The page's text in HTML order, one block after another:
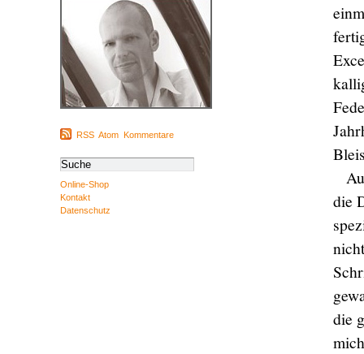
RSS Atom Kommentare
Online-Shop
Kontakt
Datenschutz
die
die